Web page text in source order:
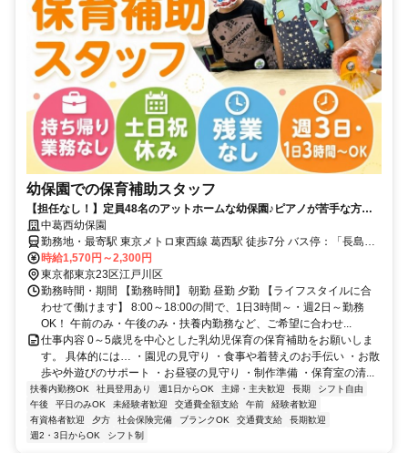
幼保園での保育補助スタッフ
【担任なし！】定員48名のアットホームな幼保園♪ピアノが苦手な方も
歓迎♪中葛西幼保園
勤務地・最寄駅 東京メトロ東西線 葛西駅 徒歩7分 バス停：「長島町
交差点」、「江戸川車庫前」から徒歩3分
時給1,570円～2,300円
東京都東京23区江戸川区
勤務時間・期間 【勤務時間】 朝勤 昼勤 夕勤 【ライフスタイルに合
わせて働けます】 8:00～18:00の間で、1日3時間～・週2日～勤務
OK！ 午前のみ・午後のみ・扶養内勤務など、ご希望に合わせ...
仕事内容 0～5歳児を中心とした乳幼児保育の保育補助をお願いしま
す。 具体的には… ・園児の見守り ・食事や着替えのお手伝い ・お散
歩や外遊びのサポート ・お昼寝の見守り ・制作準備 ・保育室の清...
扶養内勤務OK 社員登用あり 週1日からOK 主婦・主夫歓迎 長期
シフト自由
午後
平日のみOK 未経験者歓迎 交通費全額支給 午前
経験者歓迎
有資格者歓迎
夕方 社会保険完備 ブランクOK 交通費支給
長期歓迎
週2・3日からOK
シフト制